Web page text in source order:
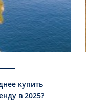
купить
в 2025?